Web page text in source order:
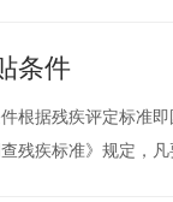
当告知乡镇人民政府
条件
根据残疾评定标准
残疾标准》规定，凡